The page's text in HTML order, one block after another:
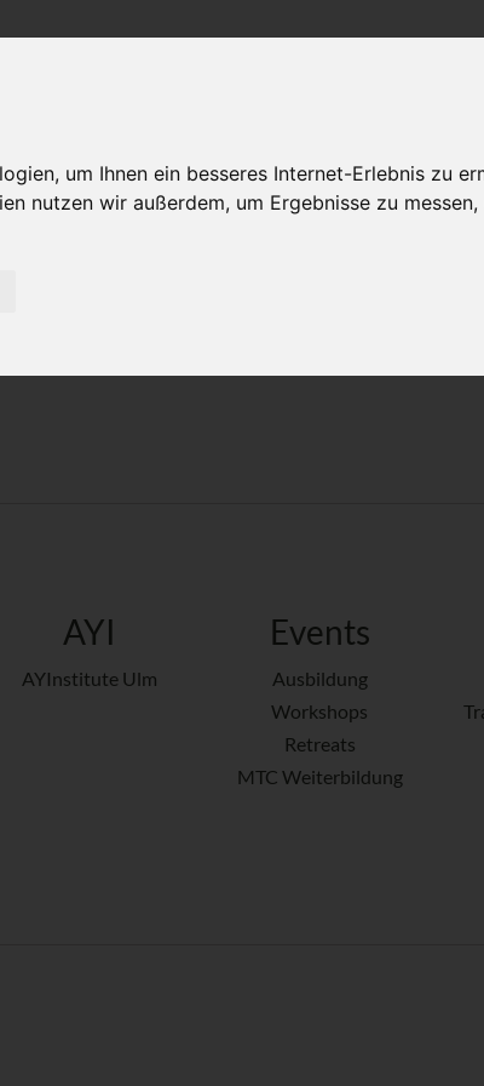
um Ihnen ein besseres Internet-Erlebnis zu
nutzen wir außerdem, um Ergebnisse zu
AYI
AYInstitute Ulm
Events
Ausbildung
Workshops
Retreats
MTC Weiterbildung